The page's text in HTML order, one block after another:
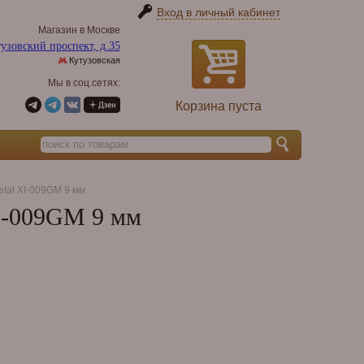
Вход в личный кабинет
Корзина пуста
Магазин в Москве
проспект, д.35
Кутузовская
Мы в соц.сетях:
XI-009GM 9 мм
009GM 9 мм